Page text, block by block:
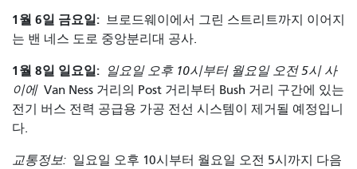
1월 6일 금요일: 브로드웨이에서 그린 스트리트까지 이어지
는 밴 네스 도로 중앙분리대 공사.
1월 8일 일요일:
일요일 오후 10시부터 월요일 오전 5시 사
이에 Van Ness 거리의 Post 거리부터 Bush 거리 구간에 있는
전기 버스 전력 공급용 가공 전선 시스템이 제거될 예정입니
다.
교통정보: 일요일 오후 10시부터 월요일 오전 5시까지 다음